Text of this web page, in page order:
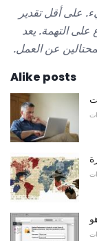
على أقل تقدير
على التهمة. يعد
عن العمل.
Alike posts